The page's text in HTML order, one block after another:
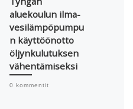
aluekoulun ilma-
vesilämpöpumpu
n käyttöönotto
öljynkulutuksen
vähentämiseksi
0 kommentit